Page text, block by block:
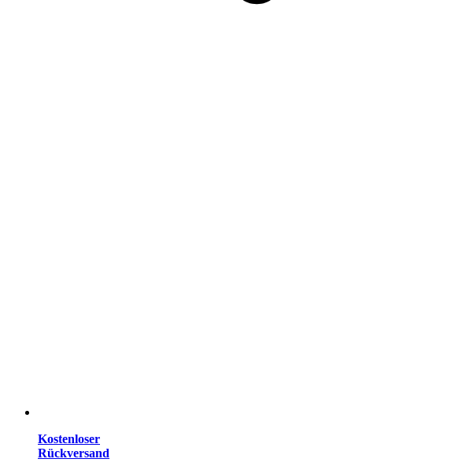
Kostenloser
Rückversand